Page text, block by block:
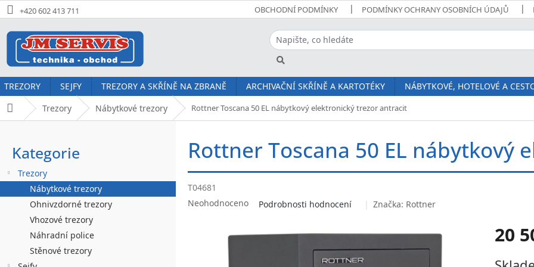
Přejít
na
obsah
+420 602 413 711 OBCHODNÍ PODMÍNKY PODMÍNKY OCHRANY OSOBNÍCH ÚDAJŮ
TREZORY SEJFY TREZORY A SKŘÍNĚ NA ZBRANĚ ARCHIVAČNÍ SKŘÍNĚ A KARTOTÉKY NÁBYTKOVÉ, HOTELOVÉ A
Domů Trezory Nábytkové trezory Rottner Toscana 50 EL nábytkový elektronický trezor antracit
t
Přeskočit
kategorie
Kategorie
Trezory
Nábytkové trezory
Ohnivzdorné trezory
Vhozové trezory
Náhradní police
Stěnové trezory
Rottner Toscana 50 EL
T04681
Průměrné
Neohodnoceno Podrobnosti hodnocení Značka: Rottner
20